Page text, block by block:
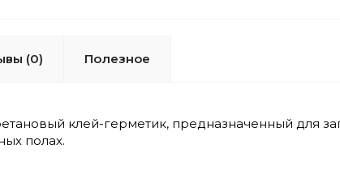
(0) Полезное
клей-герметик, предназначенный для
полах.